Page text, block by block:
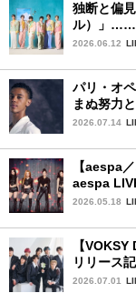
独断と偏
ル）」……
プ
2026.06.12
パリ・オ
まぬ努力
ヨーム・
2026.07.14
【aespa
aespa
[SPECIAL
2026.05.18
【
リリース
うなアル
2026.07.01